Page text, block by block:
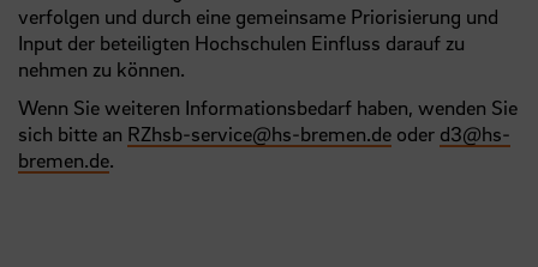
verfolgen und durch eine gemeinsame Priorisierung und
Input der beteiligten Hochschulen Einfluss darauf zu
nehmen zu können.
Wenn Sie weiteren Informationsbedarf haben, wenden Sie
sich bitte an RZhsb-service@hs-bremen.de oder d3@hs-
bremen.de.